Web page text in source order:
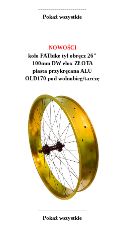
------------------------
Pokaż wszystkie
NOWOŚCI
koło FATbike tył obręcz 26"
100mm DW elox ZŁOTA
piasta przykręcana ALU
OLD170 pod wolnobieg/tarczę
------------------------
Pokaż wszystkie